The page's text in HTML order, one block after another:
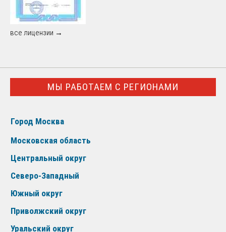
все лицензии →
МЫ РАБОТАЕМ С РЕГИОНАМИ
Город Москва
Московская область
Центральный округ
Северо-Западный
Южный округ
Приволжский округ
Уральский округ